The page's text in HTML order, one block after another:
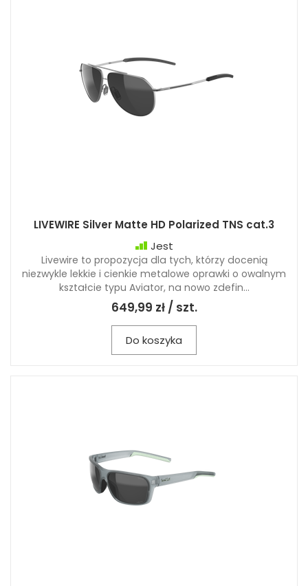
LIVEWIRE Silver Matte HD Polarized TNS cat.3
Jest
Livewire to propozycja dla tych, którzy docenią
niezwykle lekkie i cienkie metalowe oprawki o owalnym
kształcie typu Aviator, na nowo zdefin...
649,99 zł / szt.
Do koszyka